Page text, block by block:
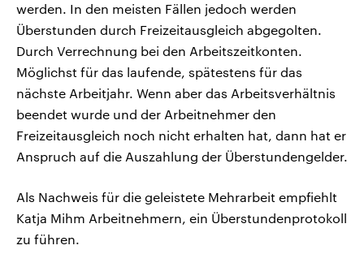
werden. In den meisten Fällen jedoch werden
Überstunden durch Freizeitausgleich abgegolten.
Durch Verrechnung bei den Arbeitszeitkonten.
Möglichst für das laufende, spätestens für das
nächste Arbeitjahr. Wenn aber das Arbeitsverhältnis
beendet wurde und der Arbeitnehmer den
Freizeitausgleich noch nicht erhalten hat, dann hat er
Anspruch auf die Auszahlung der Überstundengelder.
Als Nachweis für die geleistete Mehrarbeit empfiehlt
Katja Mihm Arbeitnehmern, ein Überstundenprotokoll
zu führen.